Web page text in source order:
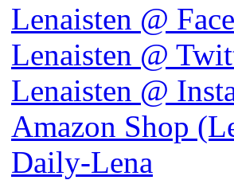
Lenaisten @
Lenaisten @
Lenaisten @
Amazon Shop
Daily-Lena